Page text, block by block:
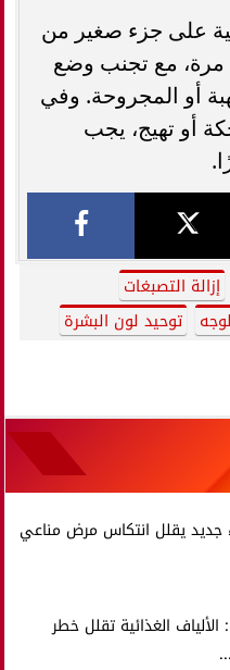
على جزء صغير من
مرة، مع تجنب وضع
أو المجروحة. وفي
أو تهيج، يجب
إزالة التصبغات
توحيد لون البشرة
جديد يقلل انتكاس مرض مناعي
الغذائية تقلل خطر